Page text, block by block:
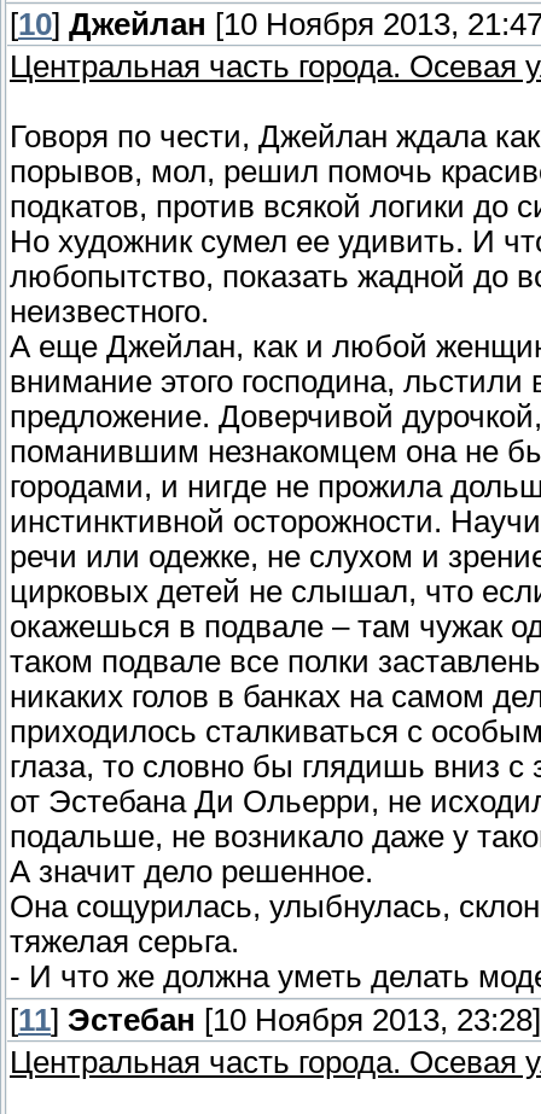
[10] Джейлан [10 Ноября 2013,
Центральная часть города. Осевая
Говоря по чести, Джейлан ждала
порывов, мол, решил помочь
подкатов, против всякой логики
Но художник сумел ее удивить. И
любопытство, показать жадной до
неизвестного.
А еще Джейлан, как и любой
внимание этого господина,
предложение. Доверчивой
поманившим незнакомцем она не
городами, и нигде не прожила
инстинктивной осторожности.
речи или одежке, не слухом и
цирковых детей не слышал, что
окажешься в подвале – там чужак
таком подвале все полки
никаких голов в банках на самом
приходилось сталкиваться с
глаза, то словно бы глядишь вниз с
от Эстебана Ди Ольерри, не
подальше, не возникало даже у
А значит дело решенное.
Она сощурилась, улыбнулась,
тяжелая серьга.
- И что же должна уметь делать
[11] Эстебан [10 Ноября 2013, 23:28]
Центральная часть города. Осевая